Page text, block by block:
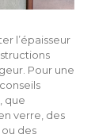
l’épaisseur
Pour une
que
verre, des
des